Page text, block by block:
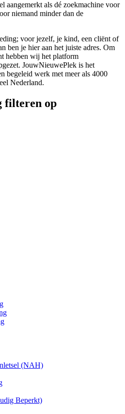
aangemerkt als dé zoekmachine voor
niemand minder dan de
voor jezelf, je kind, een cliënt of
ben je hier aan het juiste adres. Om
hebben wij het platform
JouwNieuwePlek is het
begeleid werk met meer als 4000
Nederland.
filteren op
(NAH)
Beperkt)